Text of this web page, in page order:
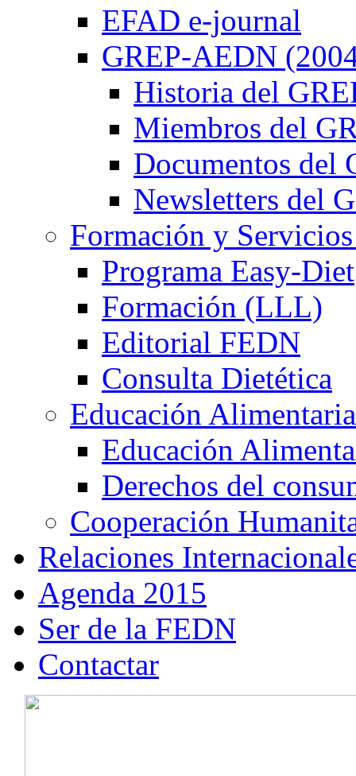
EFAD e-journal
GREP-AEDN
Historia del
Miembros del
Documentos del
Newsletters del
Formación y
Programa Easy-Diet
Formación (LLL)
Editorial FEDN
Consulta Dietética
Educación Alimentaria
Educación
Derechos del
Cooperación
Relaciones
Agenda 2015
Ser de la FEDN
Contactar